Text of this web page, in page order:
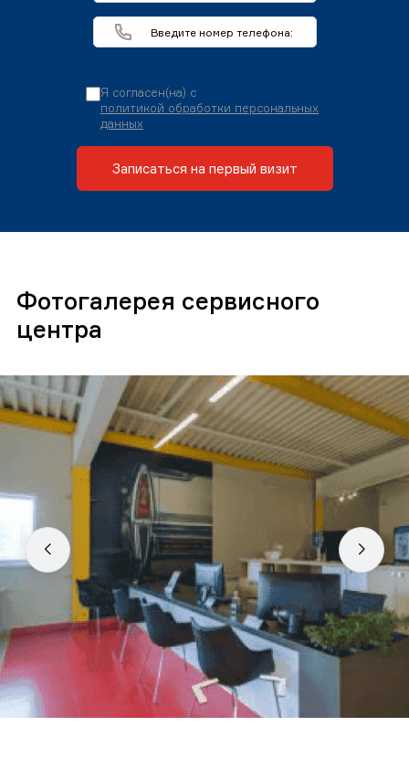
Я согласен(на) с
политикой обработки персональных
данных
Записаться на первый визит
Фотогалерея сервисного
центра